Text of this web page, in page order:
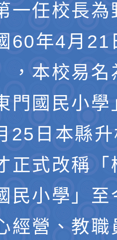
一任校長為
60年4月21
，本校易名
門國民小學
25日本縣
正式改稱「
民小學」
經營、教職